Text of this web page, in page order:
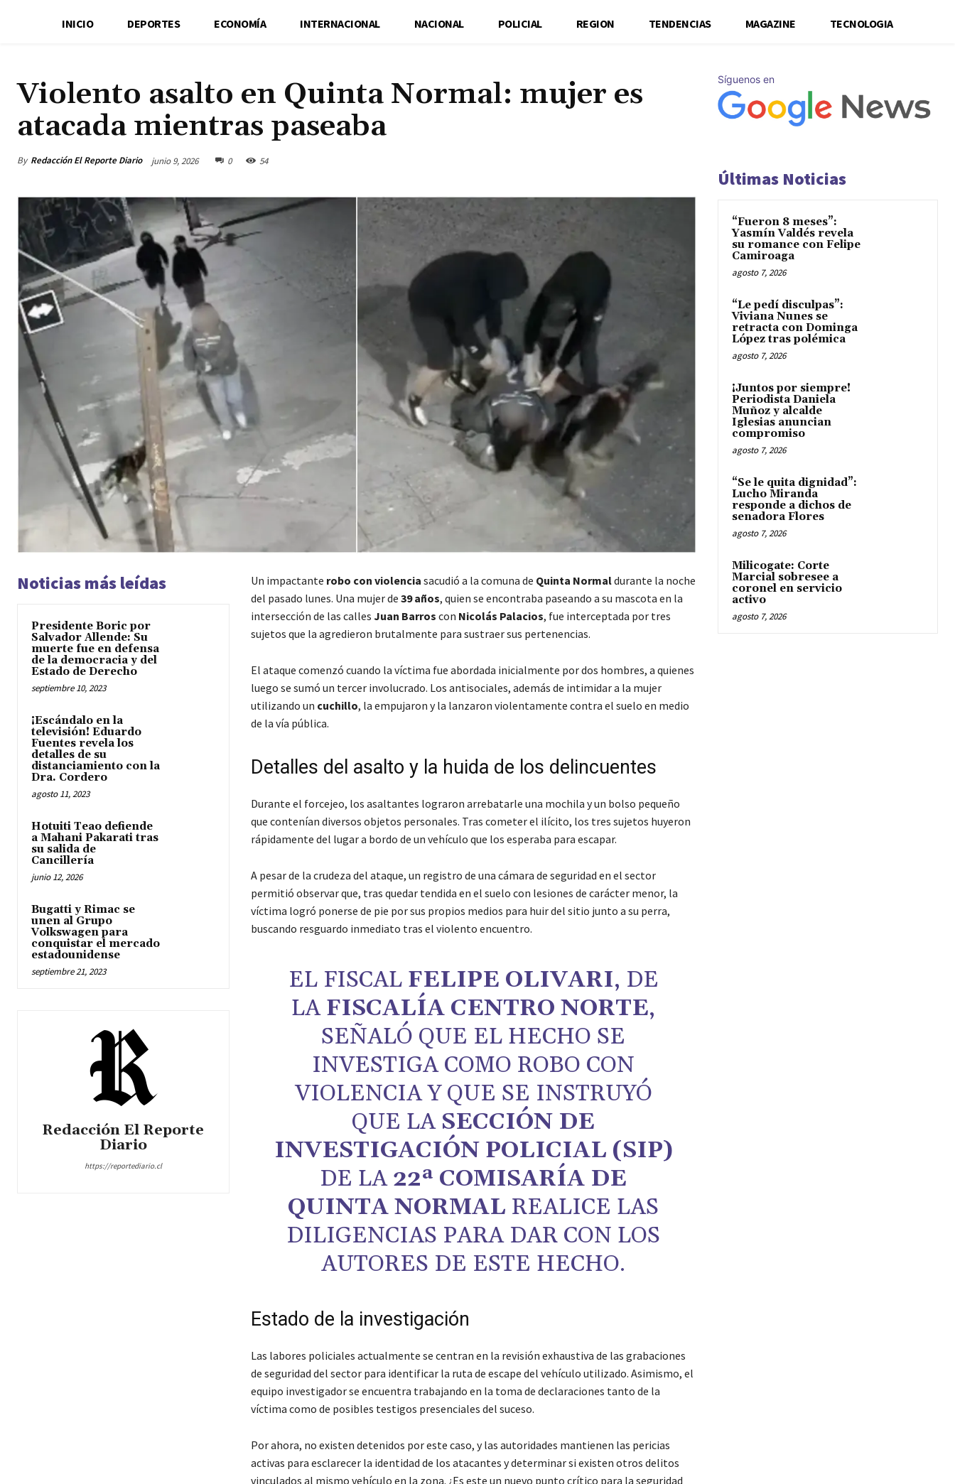
INICIO DEPORTES ECONOMÍA INTERNACIONAL NACIONAL POLICIAL REGION TENDENCIAS MAGAZINE TECNOLOGIA
Violento asalto en Quinta Normal: mujer es
atacada mientras paseaba
By Redacción El Reporte Diario junio 9, 2026 0 54
Noticias más leídas
Presidente Boric por
Salvador Allende: Su
muerte fue en defensa
de la democracia y del
Estado de Derecho
septiembre 10, 2023
¡Escándalo en la
televisión! Eduardo
Fuentes revela los
detalles de su
distanciamiento con la
Dra. Cordero
agosto 11, 2023
Hotuiti Teao defiende
a Mahani Pakarati tras
su salida de
Cancillería
junio 12, 2026
Bugatti y Rimac se
unen al Grupo
Volkswagen para
conquistar el mercado
estadounidense
septiembre 21, 2023
Redacción El Reporte
Diario
https://reportediario.cl
Un impactante robo con violencia sacudió a la comuna de Quinta Normaldurante la noche
del pasado lunes. Una mujer de 39 años, quien se encontraba paseando a su mascota en la
intersección de las calles Juan Barros con Nicolás Palacios, fue interceptada por tres
sujetos que la agredieron brutalmente para sustraer sus pertenencias.
El ataque comenzó cuando la víctima fue abordada inicialmente por dos hombres, a quienes
luego se sumó un tercer involucrado. Los antisociales, además de intimidar a la mujer
utilizando un cuchillo, la empujaron y la lanzaron violentamente contra el suelo en medio
de la vía pública.
Detalles del asalto y la huida de los delincuentes
Durante el forcejeo, los asaltantes lograron arrebatarle una mochila y un bolso pequeño
que contenían diversos objetos personales. Tras cometer el ilícito, los tres sujetos huyeron
rápidamente del lugar a bordo de un vehículo que los esperaba para escapar.
A pesar de la crudeza del ataque, un registro de una cámara de seguridad en el sector
permitió observar que, tras quedar tendida en el suelo con lesiones de carácter menor, la
víctima logró ponerse de pie por sus propios medios para huir del sitio junto a su perra,
buscando resguardo inmediato tras el violento encuentro.
EL FISCAL FELIPE OLIVARI, DE
LAFISCALÍA CENTRO NORTE,
SEÑALÓ QUE EL HECHO SE
INVESTIGA COMO ROBO CON
VIOLENCIA Y QUE SE INSTRUYÓ
QUE LA SECCIÓN DE
INVESTIGACIÓN POLICIAL (SIP)
DE LA22ª COMISARÍA DE
QUINTA NORMAL REALICE LAS
DILIGENCIAS PARA DAR CON LOS
AUTORES DE ESTE HECHO.
Estado de la investigación
Las labores policiales actualmente se centran en la revisión exhaustiva de las grabaciones
de seguridad del sector para identificar la ruta de escape del vehículo utilizado. Asimismo, el
equipo investigador se encuentra trabajando en la toma de declaraciones tanto de la
víctima como de posibles testigos presenciales del suceso.
Por ahora, no existen detenidos por este caso, y las autoridades mantienen las pericias
activas para esclarecer la identidad de los atacantes y determinar si existen otros delitos
vinculados al mismo vehículo en la zona. ¿Es este un nuevo punto crítico para la seguridad
Síguenos en
Últimas Noticias
“Fueron 8 meses”:
Yasmín Valdés revela
su romance con Felipe
Camiroaga
agosto 7, 2026
“Le pedí disculpas”:
Viviana Nunes se
retracta con Dominga
López tras polémica
agosto 7, 2026
¡Juntos por siempre!
Periodista Daniela
Muñoz y alcalde
Iglesias anuncian
compromiso
agosto 7, 2026
“Se le quita dignidad”:
Lucho Miranda
responde a dichos de
senadora Flores
agosto 7, 2026
Milicogate: Corte
Marcial sobresee a
coronel en servicio
activo
agosto 7, 2026